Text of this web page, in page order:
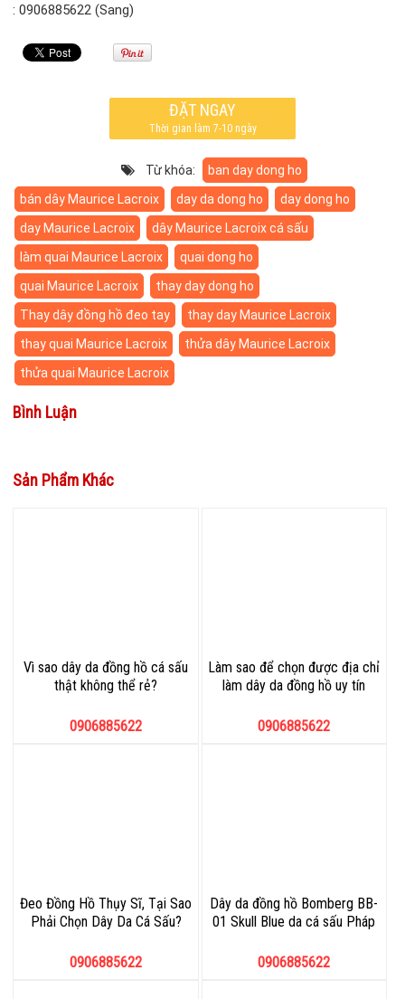
: 0906885622 (Sang)
ĐẶT NGAY
Thời gian làm 7-10 ngày
Từ khóa:
ban day dong ho
bán dây Maurice Lacroix
day da dong ho
day dong ho
day Maurice Lacroix
dây Maurice Lacroix cá sấu
làm quai Maurice Lacroix
quai dong ho
quai Maurice Lacroix
thay day dong ho
Thay dây đồng hồ đeo tay
thay day Maurice Lacroix
thay quai Maurice Lacroix
thửa dây Maurice Lacroix
thửa quai Maurice Lacroix
Bình Luận
Sản Phẩm Khác
Vì sao dây da đồng hồ cá sấu
thật không thể rẻ?
0906885622
Làm sao để chọn được địa chỉ
làm dây da đồng hồ uy tín
0906885622
Đeo Đồng Hồ Thụy Sĩ, Tại Sao
Phải Chọn Dây Da Cá Sấu?
0906885622
Dây da đồng hồ Bomberg BB-
01 Skull Blue da cá sấu Pháp
0906885622